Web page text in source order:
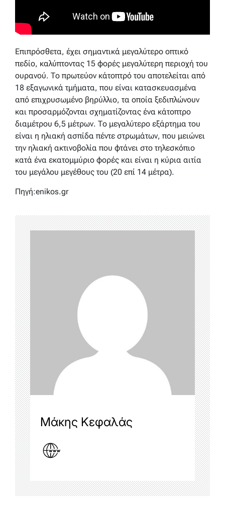
Επιπρόσθετα, έχει σημαντικά μεγαλύτερο οπτικό
πεδίο, καλύπτοντας 15 φορές μεγαλύτερη περιοχή του
ουρανού. Το πρωτεύον κάτοπτρό του αποτελείται από
18 εξαγωνικά τμήματα, που είναι κατασκευασμένα
από επιχρυσωμένο βηρύλλιο, τα οποία ξεδιπλώνουν
και προσαρμόζονται σχηματίζοντας ένα κάτοπτρο
διαμέτρου 6,5 μέτρων. Το μεγαλύτερο εξάρτημα του
είναι η ηλιακή ασπίδα πέντε στρωμάτων, που μειώνει
την ηλιακή ακτινοβολία που φτάνει στο τηλεσκόπιο
κατά ένα εκατομμύριο φορές και είναι η κύρια αιτία
του μεγάλου μεγέθους του (20 επί 14 μέτρα).
Πηγή:enikos.gr
Μάκης Κεφαλάς